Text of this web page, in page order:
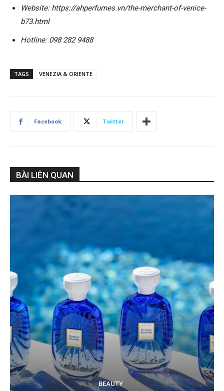
Website: https://ahperfumes.vn/the-merchant-of-venice-
b73.html
Hotline: 098 282 9488
TAGS VENEZIA & ORIENTE
Facebook Twitter
BÀI LIÊN QUAN
BEAUTY